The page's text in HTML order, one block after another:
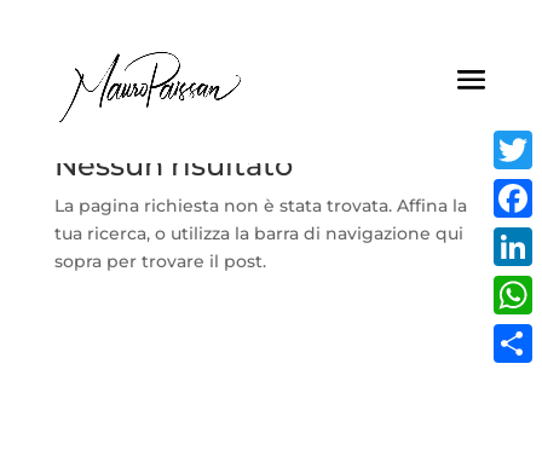
Nessun risultato
La pagina richiesta non è stata trovata. Affina la
tua ricerca, o utilizza la barra di navigazione qui
sopra per trovare il post.